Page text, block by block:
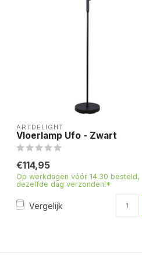
ARTDELIGHT
Vloerlamp Ufo - Zwart
€114,95
Op werkdagen vóór 14.30 besteld,
dezelfde dag verzonden!*
Vergelijk